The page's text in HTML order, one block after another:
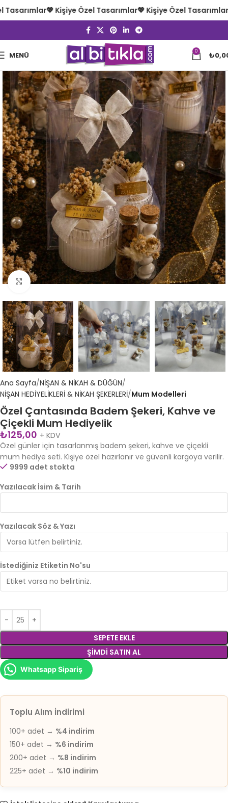
MENÜ 0 ₺
Büyütmek için tıklayın
Ana Sayfa NİŞAN & NİKAH & DÜĞÜN
NİŞAN HEDİYELİKLERİ & NİKAH ŞEKERLERİ Mum Modelleri
Özel Çantasında Badem Şekeri, Kahve ve
Çiçekli Mum Hediyelik
₺125,00 + KDV
Özel günler için tasarlanmış badem şekeri, kahve ve çiçekli
mum hediye seti. Kişiye özel hazırlanır ve güvenli kargoya verilir.
9999 adet stokta
Yazılacak İsim & Tarih
Yazılacak Söz & Yazı
İstediğiniz Etiketin No'su
SEPETE EKLE
ŞIMDI SATIN AL
Whatsapp Sipariş
Toplu Alım İndirimi
100+ adet → %4 indirim
150+ adet → %6 indirim
200+ adet → %8 indirim
225+ adet → %10 indirim
💖 Kişiye Özel Tasarımlar💖 Kişiye Özel Tasarımlar